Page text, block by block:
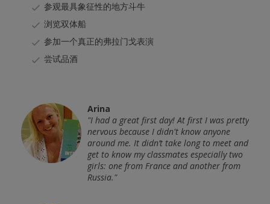
参观最具象征性的地方斗牛
浏览双体船
参加一个真正的弗拉门戈表演
尝试品酒
Arina
"I had a great first day! At first I was pretty
nervous because I didn't know anyone
around me. It didn’t take long to meet and
get to know my classmates especially two
girls: one from France and another from
Russia."